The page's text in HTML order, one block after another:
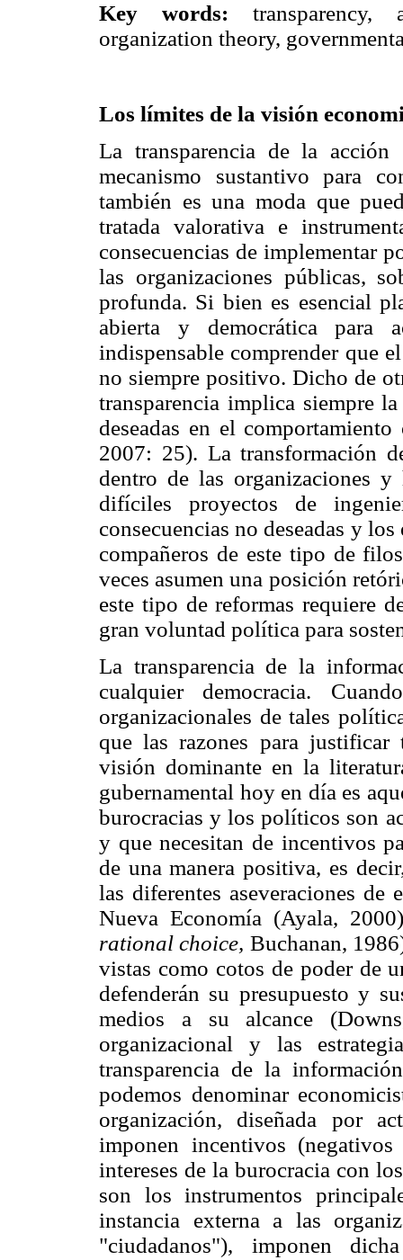
Key words: transparency,
organization theory,
Los límites de la visión
La transparencia de la
mecanismo sustantivo para
también es una moda que
tratada valorativa e
consecuencias de implementar
las organizaciones públicas,
profunda. Si bien es esencial
abierta y democrática para
indispensable comprender que
no siempre positivo. Dicho de
transparencia implica siempre
deseadas en el
2007: 25). La transformación
dentro de las organizaciones
difíciles proyectos de
consecuencias no deseadas y
compañeros de este tipo de
veces asumen una posición
este tipo de reformas requiere
gran voluntad política para
La transparencia de la
cualquier democracia.
organizacionales de tales
que las razones para justificar
visión dominante en la
gubernamental hoy en día es
burocracias y los políticos son
y que necesitan de incentivos
de una manera positiva, es
las diferentes aseveraciones de
Nueva Economía (Ayala,
rational choice, Buchanan,
vistas como cotos de poder de
defenderán su presupuesto y
medios a su alcance
organizacional y las
transparencia de la
podemos denominar
organización, diseñada por
imponen incentivos
intereses de la burocracia con
son los instrumentos
instancia externa a las
"ciudadanos"), imponen